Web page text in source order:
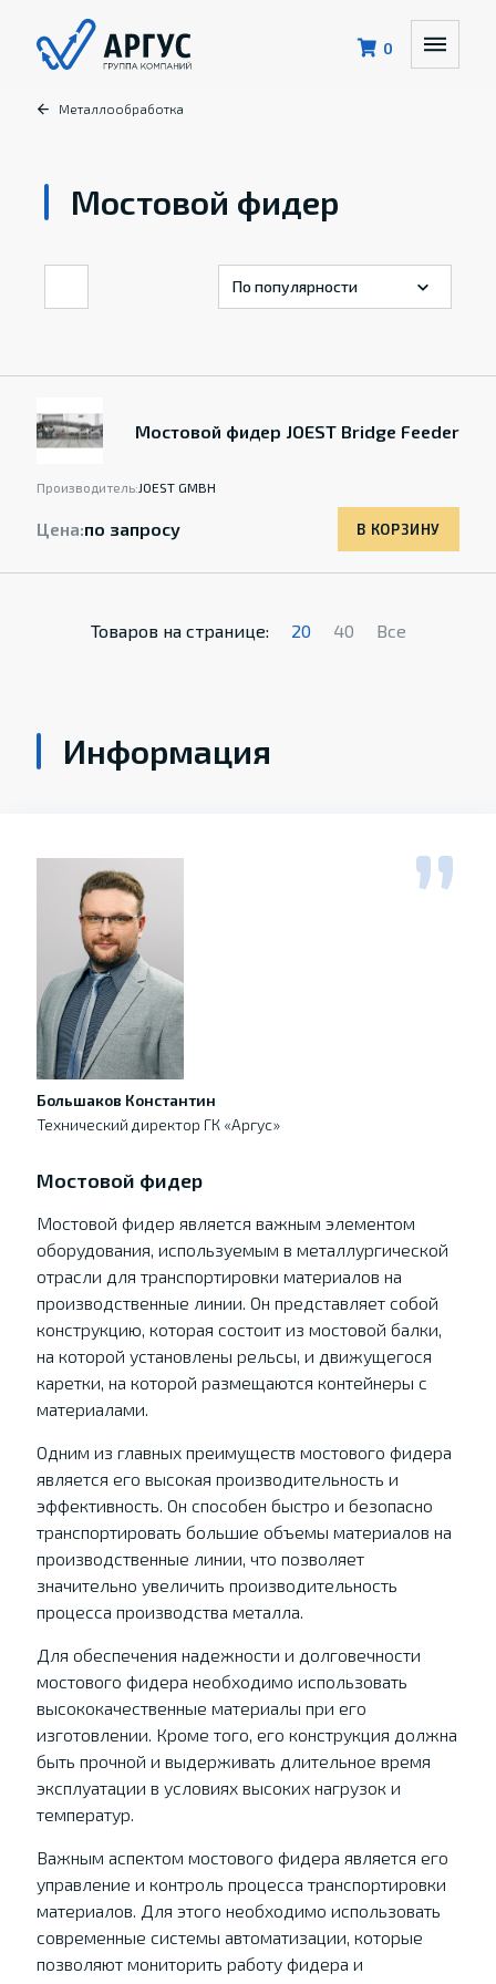
0
Металлообработка
Мостовой фидер
Мостовой фидер JOEST Bridge Feeder
Производитель:JOEST GMBH
Цена:по запросу В КОРЗИНУ
Товаров на странице: 20 40 Все
Информация
Большаков Константин
Технический директор ГК «Аргус»
Мостовой фидер
Мостовой фидер является важным элементом
оборудования, используемым в металлургической
отрасли для транспортировки материалов на
производственные линии. Он представляет собой
конструкцию, которая состоит из мостовой балки,
на которой установлены рельсы, и движущегося
каретки, на которой размещаются контейнеры с
материалами.
Одним из главных преимуществ мостового фидера
является его высокая производительность и
эффективность. Он способен быстро и безопасно
транспортировать большие объемы материалов на
производственные линии, что позволяет
значительно увеличить производительность
процесса производства металла.
Для обеспечения надежности и долговечности
мостового фидера необходимо использовать
высококачественные материалы при его
изготовлении. Кроме того, его конструкция должна
быть прочной и выдерживать длительное время
эксплуатации в условиях высоких нагрузок и
температур.
Важным аспектом мостового фидера является его
управление и контроль процесса транспортировки
материалов. Для этого необходимо использовать
современные системы автоматизации, которые
позволяют мониторить работу фидера и